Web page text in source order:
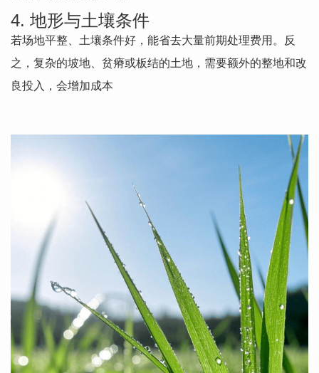
4. 地形与土壤条件
若场地平整、土壤条件好，能省去大量前期处理费用。反
之，复杂的坡地、贫瘠或板结的土地，需要额外的整地和改
良投入，会增加成本